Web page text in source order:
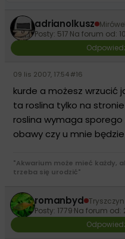
adrianolkusz
Posty: 517 Na forum od:
09 lis 2007, 17:54#16
kurde a możesz wrzucić
ta roslina tylko na stronie
roslina wymaga
obawy czy u mnie będzie
"Akwarium może mieć każdy,
trzeba się urodzić"
romanbyd Tryszczyn
Posty: 1779 Na forum od: